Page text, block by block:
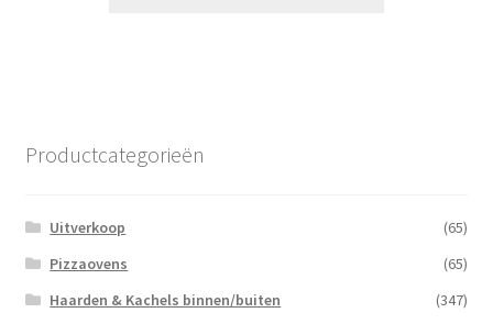
Productcategorieën
Uitverkoop
(65)
Pizzaovens
(65)
Haarden & Kachels binnen/buiten
(347)